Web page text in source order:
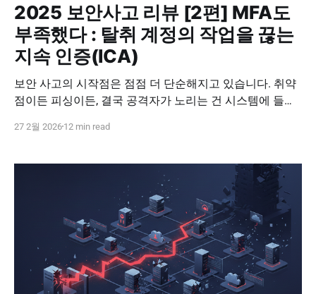
2025 보안사고 리뷰 [2편] MFA도
부족했다 : 탈취 계정의 작업을 끊는
지속 인증(ICA)
보안 사고의 시작점은 점점 더 단순해지고 있습니다. 취약
점이든 피싱이든, 결국 공격자가 노리는 건 시스템에 들어
방화벽을 뚫지 않아도 되고, 악성 트래픽을 만들지 않아도
움직이면 되기 때문입니다. 2025년 보안사고를 다시 보면,
공통적으로 이런 질문을 남깁니다. * 왜 침투
27 2월 2026 12 min read